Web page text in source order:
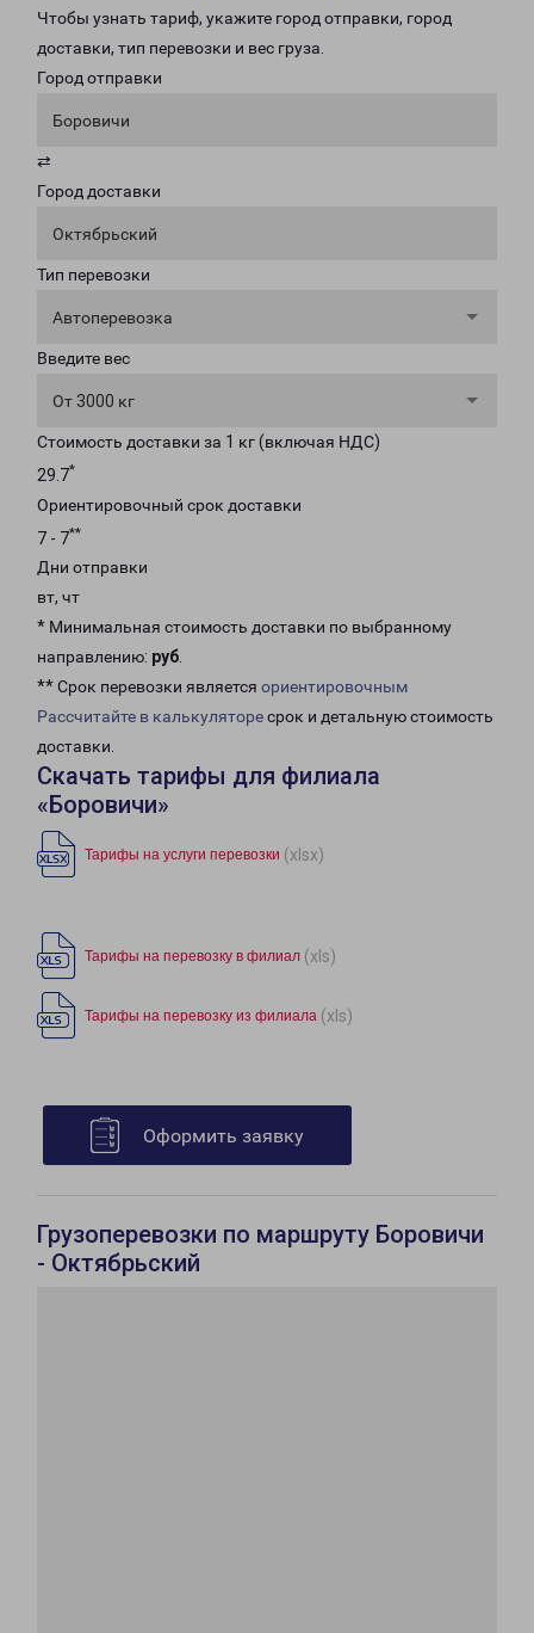
Чтобы узнать тариф, укажите город отправки, город
доставки, тип перевозки и вес груза.
Город отправки
Боровичи
⇄
Город доставки
Октябрьский
Тип перевозки
Автоперевозка
Введите вес
От 3000 кг
Стоимость доставки за 1 кг (включая НДС)
29.7*
Ориентировочный срок доставки
7 - 7**
Дни отправки
вт, чт
* Минимальная стоимость доставки по выбранному
направлению: руб.
** Срок перевозки является ориентировочным
Рассчитайте в калькуляторесрок и детальную стоимость
доставки.
Скачать тарифы для филиала
«Боровичи»
Тарифы на услуги перевозки (xlsx)
Тарифы на перевозку в филиал (xls)
Тарифы на перевозку из филиала (xls)
Оформить заявку
Грузоперевозки по маршруту Боровичи
- Октябрьский